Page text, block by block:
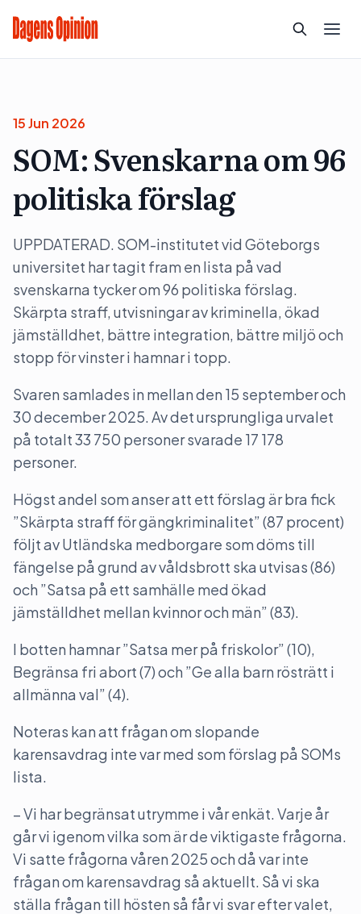
15 Jun 2026
SOM: Svenskarna om 96
politiska förslag
UPPDATERAD. SOM-institutet vid Göteborgs
universitet har tagit fram en lista på vad
svenskarna tycker om 96 politiska förslag.
Skärpta straff, utvisningar av kriminella, ökad
jämställdhet, bättre integration, bättre miljö och
stopp för vinster i hamnar i topp.
Svaren samlades in mellan den 15 september och
30 december 2025. Av det ursprungliga urvalet
på totalt 33 750 personer svarade 17 178
personer.
Högst andel som anser att ett förslag är bra fick
”Skärpta straff för gängkriminalitet” (87 procent)
följt av Utländska medborgare som döms till
fängelse på grund av våldsbrott ska utvisas (86)
och ”Satsa på ett samhälle med ökad
jämställdhet mellan kvinnor och män” (83).
I botten hamnar ”Satsa mer på friskolor” (10),
Begränsa fri abort (7) och ”Ge alla barn rösträtt i
allmänna val” (4).
Noteras kan att frågan om slopande
karensavdrag inte var med som förslag på SOMs
lista.
– Vi har begränsat utrymme i vår enkät. Varje år
går vi igenom vilka som är de viktigaste frågorna.
Vi satte frågorna våren 2025 och då var inte
frågan om karensavdrag så aktuellt. Så vi ska
ställa frågan till hösten så får vi svar efter valet,